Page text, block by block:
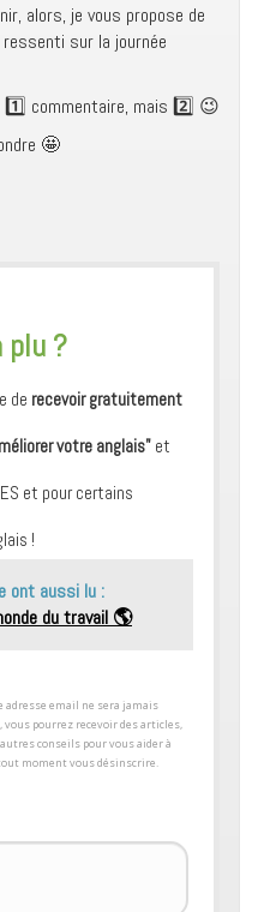
alors, je vous propose de
sur la journée
commentaire, mais 2️⃣ 😉
🤩
plu ?
de recevoir gratuitement
votre anglais" et
et pour certains
!
ont aussi lu :
du travail 🌎
adresse email ne sera jamais
pourrez recevoir des articles,
conseils pour ​vous aider à
moment vous désinscrire.